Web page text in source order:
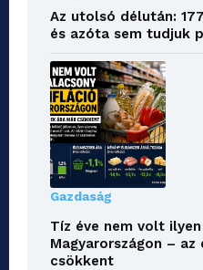
Az utolsó délután:
és azóta sem tudjuk
Gazdaság
Tíz éve nem volt
Magyarországon –
csökkent